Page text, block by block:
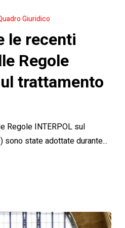
Giuridico
le recenti
Regole
trattamento
Regole INTERPOL sul
sono state adottate durante...